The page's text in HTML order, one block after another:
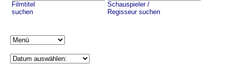
Filmtitel
suchen
Schauspieler /
Regisseur suchen